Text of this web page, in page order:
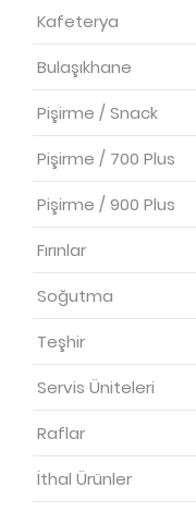
Kafeterya
Bulaşıkhane
Pişirme / Snack
Pişirme / 700 Plus
Pişirme / 900 Plus
Fırınlar
Soğutma
Teşhir
Servis Üniteleri
Raflar
İthal Ürünler